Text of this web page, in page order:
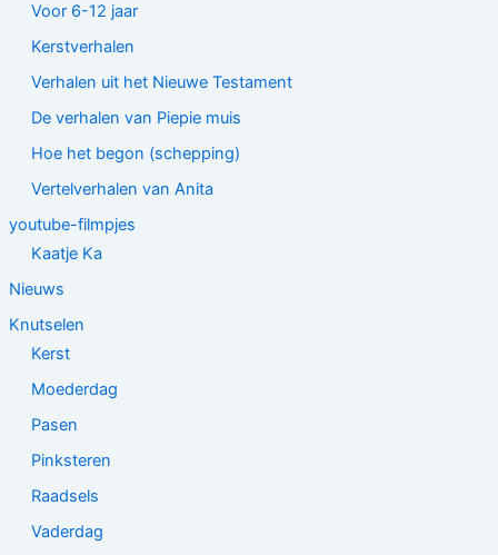
Voor 6-12 jaar
Kerstverhalen
Verhalen uit het Nieuwe Testament
De verhalen van Piepie muis
Hoe het begon (schepping)
Vertelverhalen van Anita
youtube-filmpjes
Kaatje Ka
Nieuws
Knutselen
Kerst
Moederdag
Pasen
Pinksteren
Raadsels
Vaderdag